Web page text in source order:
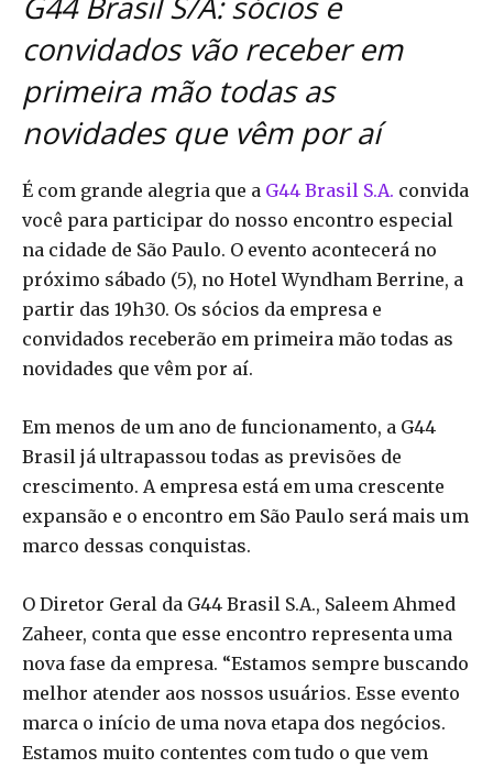
convidados vão receber em
primeira mão todas as
novidades que vêm por aí
É com grande alegria que a G44 Brasil S.A. convida
você para participar do nosso encontro especial
na cidade de São Paulo. O evento acontecerá no
próximo sábado (5), no Hotel Wyndham Berrine, a
partir das 19h30. Os sócios da empresa e
convidados receberão em primeira mão todas as
novidades que vêm por aí.
Em menos de um ano de funcionamento, a G44
Brasil já ultrapassou todas as previsões de
crescimento. A empresa está em uma crescente
expansão e o encontro em São Paulo será mais um
marco dessas conquistas.
O Diretor Geral da G44 Brasil S.A., Saleem Ahmed
Zaheer, conta que esse encontro representa uma
nova fase da empresa. “Estamos sempre buscando
melhor atender aos nossos usuários. Esse evento
marca o início de uma nova etapa dos negócios.
Estamos muito contentes com tudo o que vem